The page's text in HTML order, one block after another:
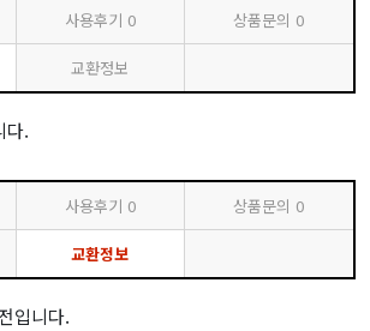
사용후기 0 상품문의 0
교환정보
다.
사용후기 0 상품문의 0
교환정보
입니다.